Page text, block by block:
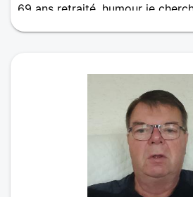
69 ans retraité, humour je